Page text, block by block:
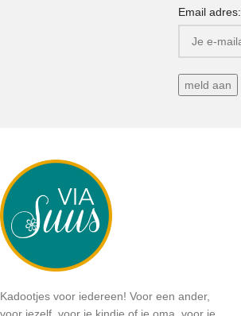
Email adres:
Kadootjes voor iedereen! Voor een ander,